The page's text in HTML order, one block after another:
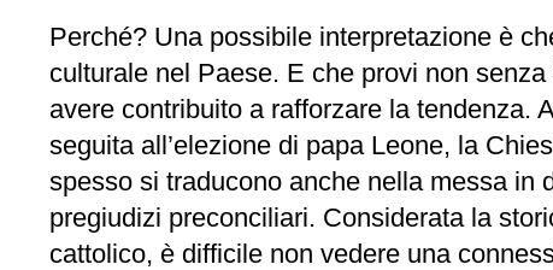
Perché? Una possibile interpretazione è
culturale nel Paese. E che provi non
avere contribuito a rafforzare la tendenza.
seguita all’elezione di papa Leone, la
spesso si traducono anche nella messa in
pregiudizi preconciliari. Considerata la
cattolico, è difficile non vedere una